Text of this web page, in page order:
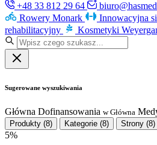
+48 33 812 29 64
Rowery Monark
Innowacyjna
rehabilitacyjny
Kosmetyki
Sugerowane wyszukiwania
Główna Dofinansowania w Główna
Produkty (8) Kategorie (8) Strony (8)
5%